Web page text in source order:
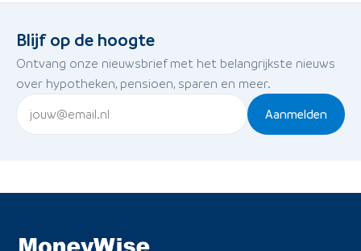
Blijf op de hoogte
Ontvang onze nieuwsbrief met het belangrijkste nieuws
over hypotheken, pensioen, sparen en meer.
Aanmelden